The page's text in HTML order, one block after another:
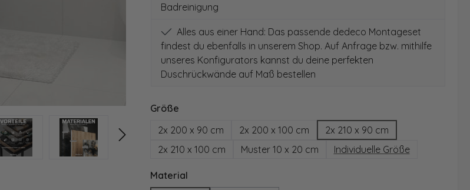
Badreinigung
Alles aus einer Hand: Das passende dedeco Montageset
findest du ebenfalls in unserem Shop. Auf Anfrage bzw. mithilfe
unseres Konfigurators kannst du deine perfekten
Duschrückwände auf Maß bestellen
Größeauswählen
2x 200 x 90 cm
2x 200 x 100 cm
2x 210 x 90 cm
2x 210 x 100 cm
Muster 10 x 20 cm Individuelle Größe
Materialauswählen